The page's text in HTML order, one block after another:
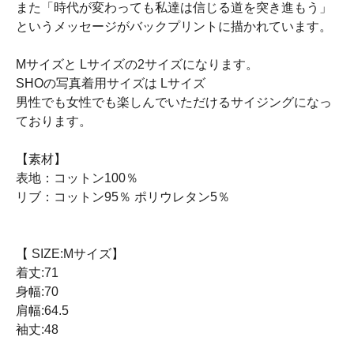
また「時代が変わっても私達は信じる道を突き進もう」
というメッセージがバックプリントに描かれています。
Mサイズと Lサイズの2サイズになります。
SHOの写真着用サイズは Lサイズ
男性でも女性でも楽しんでいただけるサイジングになっ
ております。
【素材】
表地：コットン100％
リブ：コットン95％ ポリウレタン5％
【 SIZE:Mサイズ】
着丈:71
身幅:70
肩幅:64.5
袖丈:48